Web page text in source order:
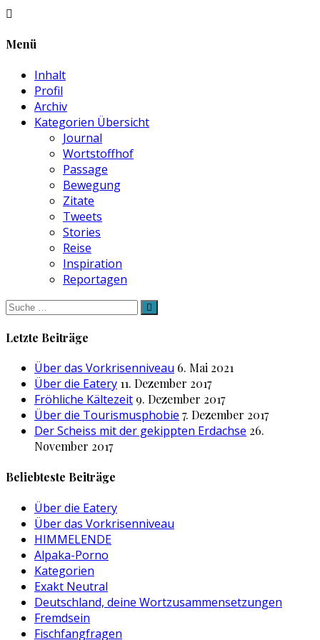
Menü
Inhalt
Profil
Archiv
Kategorien Übersicht
Journal
Wortstoffhof
Passage
Bewegung
Zitate
Tweets
Stories
Reise
Inspiration
Reportagen
Suche
nach:
Letzte Beiträge
Über das Vorkrisenniveau 6. Mai 2021
Über die Eatery 11. Dezember 2017
Fröhliche Kältezeit 9. Dezember 2017
Über die Tourismusphobie 7. Dezember 2017
Der Scheiss mit der gekippten Erdachse 26.
November 2017
Beliebteste Beiträge
Über die Eatery
Über das Vorkrisenniveau
HIMMELENDE
Alpaka-Porno
Kategorien
Exakt Neutral
Deutschland, deine Wortzusammensetzungen
Fremdsein
Fischfangfragen